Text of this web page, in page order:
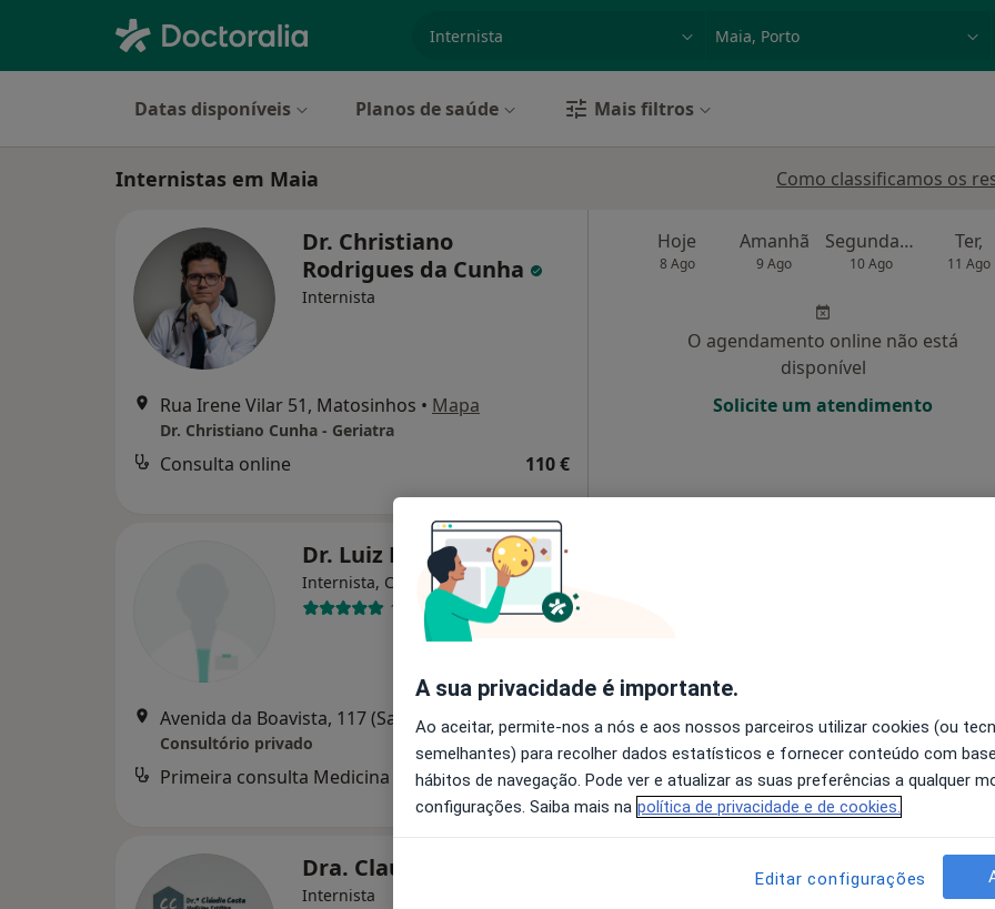
Datas disponíveis Planos de saúde Mais filtros
Internistas em Maia Como classificamos os
Dr. Christiano
Rodrigues da Cunha
Internista
Rua Irene Vilar 51, Matosinhos • Mapa
Dr. Christiano Cunha - Geriatra
Consulta online 110 €
Hoje
8 Ago
Amanhã
9 Ago
Segunda-feira
10 Ago
Ter,
11 Ago
O agendamento online não está
disponível
Solicite um atendimento
Dr. Luiz Maciel
Internista, Cardiologista
1 opinião
Avenida da Boavista, 117 (Sala 501), Porto •Mapa
Consultório privado
Primeira consulta Medicina Interna desde 100 €
Solicite um atendimento
Dra. Claudia M. Costa
Internista
Amanhã
9 Ago
Segunda-feira
10 Ago
A sua privacidade é importante.
Ao aceitar, permite-nos a nós e aos nossos parceiros utilizar cookies (ou
semelhantes) para recolher dados estatísticos e fornecer conteúdo com
hábitos de navegação. Pode ver e atualizar as suas preferências a qualquer
configurações. Saiba mais na política de privacidade e de cookies.
Editar configurações